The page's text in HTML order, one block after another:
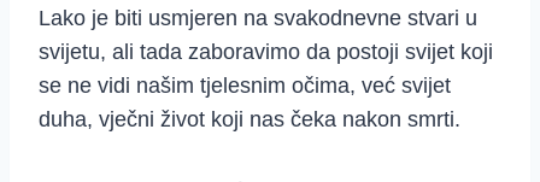
Lako je biti usmjeren na svakodnevne stvari u
svijetu, ali tada zaboravimo da postoji svijet koji
se ne vidi našim tjelesnim očima, već svijet
duha, vječni život koji nas čeka nakon smrti.